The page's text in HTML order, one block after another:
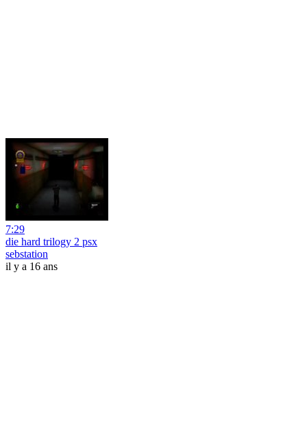
7:29
die hard trilogy 2 psx
sebstation
il y a 16 ans